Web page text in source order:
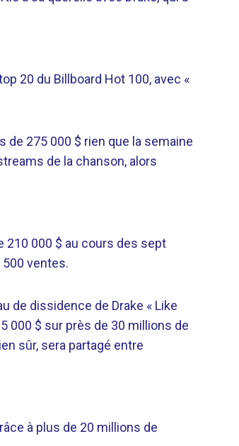
20 du Billboard Hot 100, avec «
de 275 000 $ rien que la semaine
de la chanson, alors
210 000 $ au cours des sept
ventes.
de dissidence de Drake « Like
000 $ sur près de 30 millions de
sûr, sera partagé entre
à plus de 20 millions de